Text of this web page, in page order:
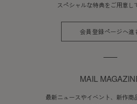
スペシャルな特典をご用意し
会員登録ページへ進
MAIL
最新ニュースやイベント、新作商